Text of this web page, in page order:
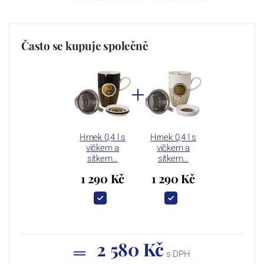
Často se kupuje společně
Hrnek 0,4 l s
víčkem a
sítkem…
1 290 Kč
Hrnek 0,4 l s
víčkem a
sítkem…
1 290 Kč
2 580 Kč s DPH